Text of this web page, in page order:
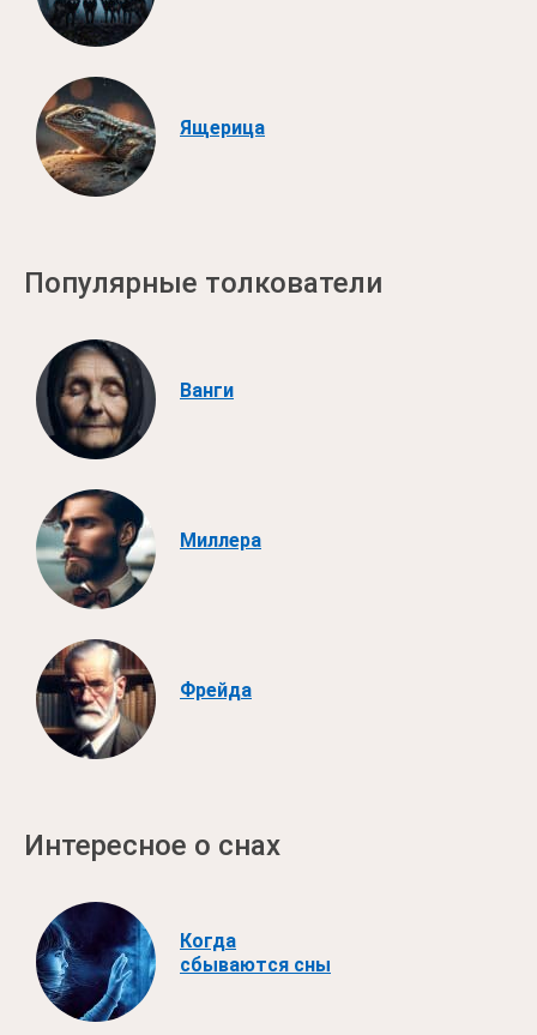
Ящерица
Популярные толкователи
Ванги
Миллера
Фрейда
Интересное о снах
Когда
сбываются сны